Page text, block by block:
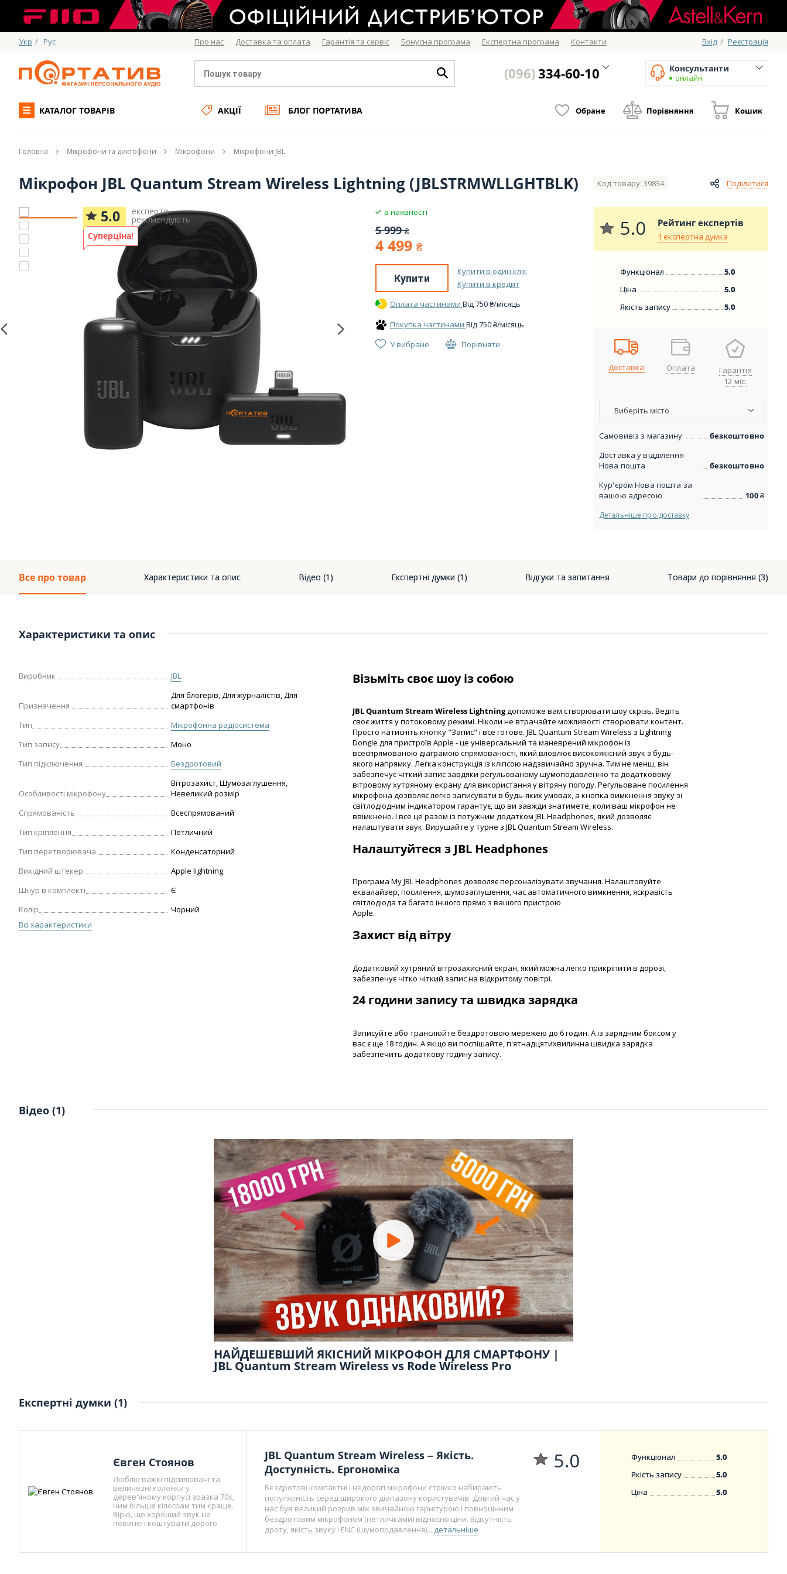
Укр / Рус Про нас Доставка та оплата Гарантія та сервіс Бонусна програма Експертна програма Контакти Вхід / Реєстрація
(096)334-60-10 Консультанти
онлайн
КАТАЛОГ ТОВАРІВ АКЦІЇ БЛОГ ПОРТАТИВА Обране Порівняння Кошик
Головна Мікрофони та диктофони Мікрофони Мікрофони JBL
Мікрофон JBL Quantum Stream Wireless Lightning (JBLSTRMWLLGHTBLK) Код товару: 39834 Поділитися
5.0 експерти
рекомендують
Суперціна!
в наявності
5 999 ₴
4 499 ₴
Купити
Купити в один клік
Купити в кредит
Оплата частинами Вiд750₴/місяць
Покупка частинами Вiд750₴/місяць
У вибране
Порівняти
5.0 Рейтинг експертів
1 експертна думка
Функціонал
5.0
Ціна
5.0
Якість запису
5.0
Доставка Оплата
Гарантія
12 міс.
Виберіть місто
Самовивіз з магазину
безкоштовно
Доставка у відділення
Нова пошта
безкоштовно
Кур'єром Нова пошта за
вашою адресою
100₴
Детальніше про доставку
Все про товар Характеристики та опис Відео (1) Експертні думки (1) Відгуки та запитання Товари до порівняння (3)
Характеристики та опис
Виробник JBL
Призначення
Для блогерів, Для журналістів, Для
смартфонів
Тип
Мікрофонна радіосистема
Тип запису
Моно
Тип підключення
Бездротовий
Особливості мікрофону
Вітрозахист, Шумозаглушення,
Невеликий розмір
Спрямованість
Всеспрямований
Тип кріплення
Петличний
Тип перетворювача
Конденсаторний
Вихідний штекер
Apple lightning
Шнур в комплекті
Є
Колір
Чорний
Всі характеристики
Візьміть своє шоу із собою
JBL Quantum Stream Wireless Lightningдопоможе вам створювати шоу скрізь. Ведіть
своє життя у потоковому режимі. Ніколи не втрачайте можливості створювати контент.
Просто натисніть кнопку "Запис" і все готове. JBL Quantum Stream Wireless з Lightning
Dongle для пристроїв Apple - це універсальний та маневрений мікрофон із
всеспрямованою діаграмою спрямованості, який вловлює високоякісний звук з будь-
якого напрямку. Легка конструкція із кліпсою надзвичайно зручна. Тим не менш, він
забезпечує чіткий запис завдяки регульованому шумоподавленню та додатковому
вітровому хутряному екрану для використання у вітряну погоду. Регульоване посилення
мікрофона дозволяє легко записувати в будь-яких умовах, а кнопка вимкнення звуку зі
світлодіодним індикатором гарантує, що ви завжди знатимете, коли ваш мікрофон не
ввімкнено. І все це разом із потужним додатком JBL Headphones, який дозволяє
налаштувати звук. Вирушайте у турне з JBL Quantum Stream Wireless.
Налаштуйтеся з JBL Headphones
Програма My JBL Headphones дозволяє персоналізувати звучання. Налаштовуйте
еквалайзер, посилення, шумозаглушення, час автоматичного вимкнення, яскравість
світлодіода та багато іншого прямо з вашого пристрою
Apple.
Захист від вітру
Додатковий хутряний вітрозахисний екран, який можна легко прикріпити в дорозі,
забезпечує чітко чіткий запис на відкритому повітрі.
24 години запису та швидка зарядка
Записуйте або транслюйте бездротовою мережею до 6 годин. А із зарядним боксом у
вас є ще 18 годин. А якщо ви поспішайте, п'ятнадцятихвилинна швидка зарядка
забезпечить додаткову годину запису.
Відео (1)
НАЙДЕШЕВШИЙ ЯКІСНИЙ МІКРОФОН ДЛЯ СМАРТФОНУ |
JBL Quantum Stream Wireless vs Rode Wireless Pro
Експертні думки (1)
Євген Стоянов
Люблю важкі підсилювачі та
величезні колонки у
дерев'яному корпусі зразка 70х,
чим більше кілограм тим краще.
Вірю, що хороший звук не
повинен коштувати дорого.
JBL Quantum Stream Wireless ‒ Якість.
Доступність. Ергономіка
Бездротові компактні і недорогі мікрофони стрімко набирають
популярність серед широкого діапазону користувачів. Довгий час у
нас був великий розрив між звичайною гарнітурою і повноцінним
бездротовим мікрофоном (петличками) відносно ціни. Відсутність
дроту, якість звуку і ENC (шумоподавлення)... детальніше
5.0 Функціонал
5.0
Якість запису
5.0
Ціна
5.0